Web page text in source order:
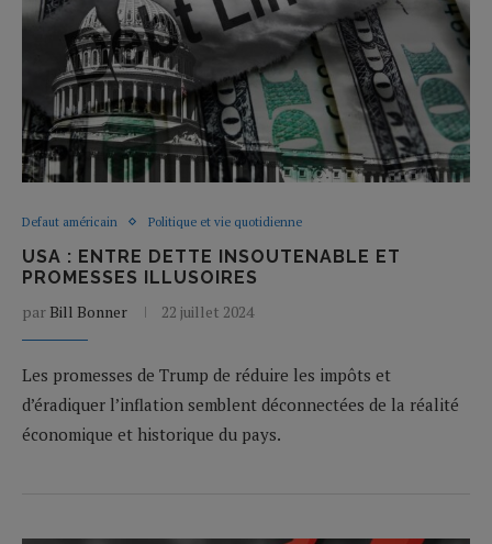
Defaut américain Politique et vie quotidienne
USA : ENTRE DETTE INSOUTENABLE ET
PROMESSES ILLUSOIRES
par Bill Bonner 22 juillet 2024
Les promesses de Trump de réduire les impôts et
d’éradiquer l’inflation semblent déconnectées de la réalité
économique et historique du pays.